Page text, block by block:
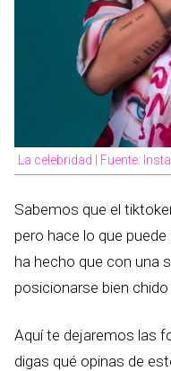
La celebridad | Fuente:
Sabemos que el
pero hace lo que
ha hecho que con una
posicionarse bien
Aquí te dejaremos las
digas qué opinas de